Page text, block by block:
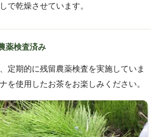
で乾燥させています。
薬検査済み
定期的に残留農薬検査を実施していま
を使用したお茶をお楽しみください。